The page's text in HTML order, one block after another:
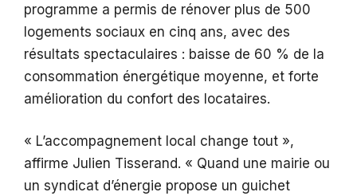
programme a permis de rénover plus de 500
logements sociaux en cinq ans, avec des
résultats spectaculaires : baisse de 60 % de la
consommation énergétique moyenne, et forte
amélioration du confort des locataires.
« L’accompagnement local change tout »,
affirme Julien Tisserand. « Quand une mairie ou
un syndicat d’énergie propose un guichet